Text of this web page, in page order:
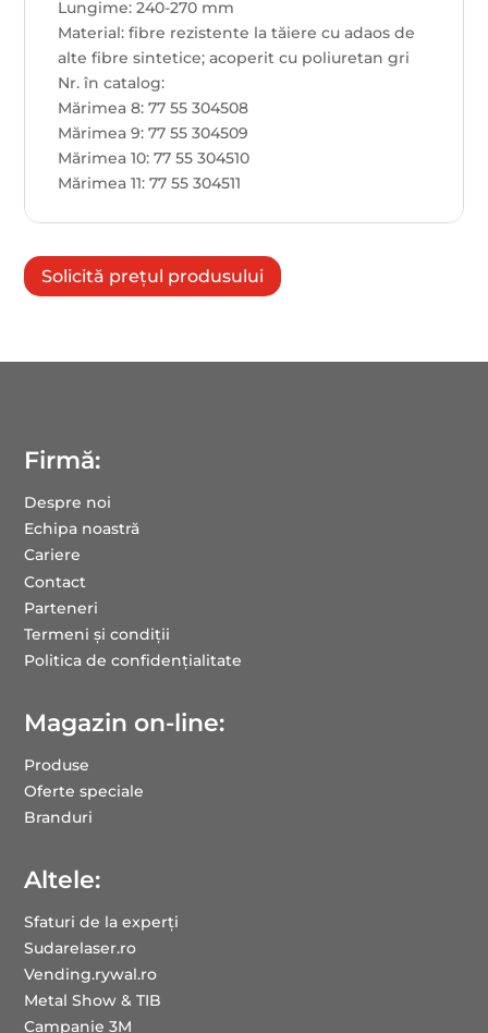
Lungime: 240-270 mm
Material: fibre rezistente la tăiere cu adaos de
alte fibre sintetice; acoperit cu poliuretan gri
Nr. în catalog:
Mărimea 8: 77 55 304508
Mărimea 9: 77 55 304509
Mărimea 10: 77 55 304510
Mărimea 11: 77 55 304511
Solicită prețul produsului
Firmă:
Despre noi
Echipa noastră
Cariere
Contact
Parteneri
Termeni și condiții
Politica de confidențialitate
Magazin on-line:
Produse
Oferte speciale
Branduri
Altele:
Sfaturi de la experți
Sudarelaser.ro
Vending.rywal.ro
Metal Show & TIB
Campanie 3M